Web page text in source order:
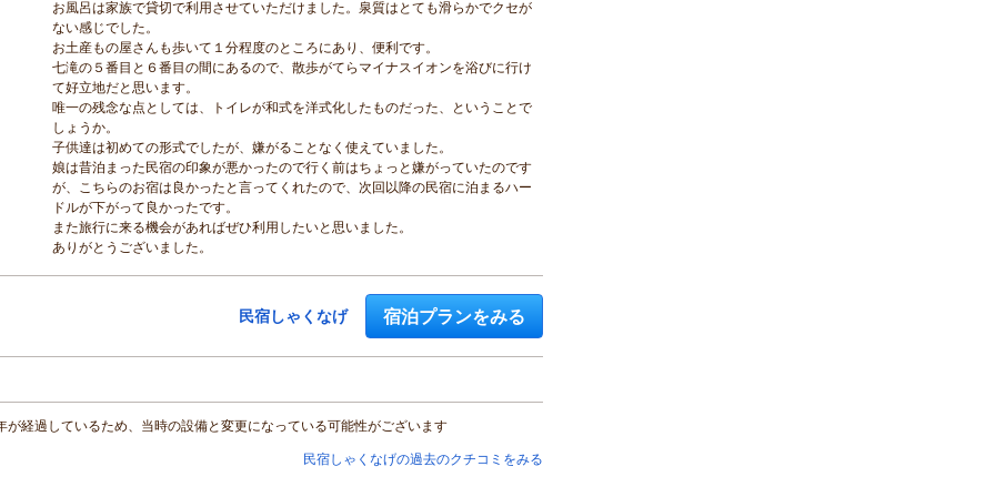
お風呂は家族で貸切で利用させていただけました。泉質はとても滑らかでクセが
ない感じでした。
お土産もの屋さんも歩いて１分程度のところにあり、便利です。
七滝の５番目と６番目の間にあるので、散歩がてらマイナスイオンを浴びに行け
て好立地だと思います。
唯一の残念な点としては、トイレが和式を洋式化したものだった、ということで
しょうか。
子供達は初めての形式でしたが、嫌がることなく使えていました。
娘は昔泊まった民宿の印象が悪かったので行く前はちょっと嫌がっていたのです
が、こちらのお宿は良かったと言ってくれたので、次回以降の民宿に泊まるハー
ドルが下がって良かったです。
また旅行に来る機会があればぜひ利用したいと思いました。
ありがとうございました。
民宿しゃくなげ 宿泊プランをみる
経過しているため、当時の設備と変更になっている可能性がございます
民宿しゃくなげの過去のクチコミをみる